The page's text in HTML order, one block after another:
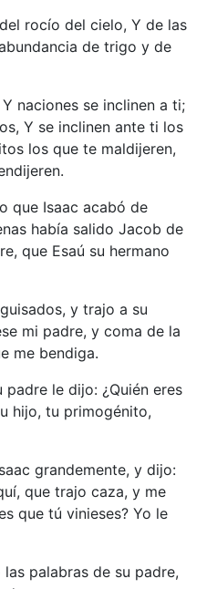
rocío del cielo, Y de las
de trigo y de
naciones se inclinen a ti;
Y se inclinen ante ti los
los que te maldijeren,
que Isaac acabó de
había salido Jacob de
que Esaú su hermano
y trajo a su
mi padre, y coma de la
me bendiga.
padre le dijo: ¿Quién eres
hijo, tu primogénito,
grandemente, y dijo:
que trajo caza, y me
que tú vinieses? Yo le
palabras de su padre,